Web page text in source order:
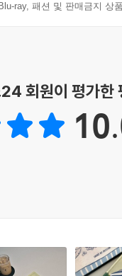
확실하게 찾아온다.
었던 장면은 바로 그 ‘
움직임에 숨을 불어 넣
다보며 따뜻함을 나눈
게는 끝맺음이 다른 누
볼 틈이 없었다면 그 ‘
ray, 패션 및 판매금지 상
회원이 평가한